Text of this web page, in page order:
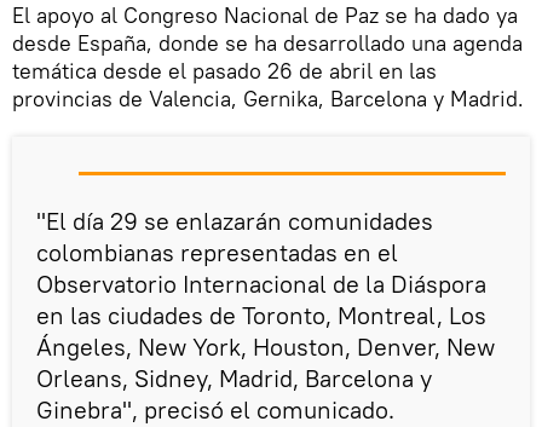
El apoyo al Congreso Nacional de Paz se ha dado ya
desde España, donde se ha desarrollado una agenda
temática desde el pasado 26 de abril en las
provincias de Valencia, Gernika, Barcelona y Madrid.
"El día 29 se enlazarán comunidades
colombianas representadas en el
Observatorio Internacional de la Diáspora
en las ciudades de Toronto, Montreal, Los
Ángeles, New York, Houston, Denver, New
Orleans, Sidney, Madrid, Barcelona y
Ginebra", precisó el comunicado.